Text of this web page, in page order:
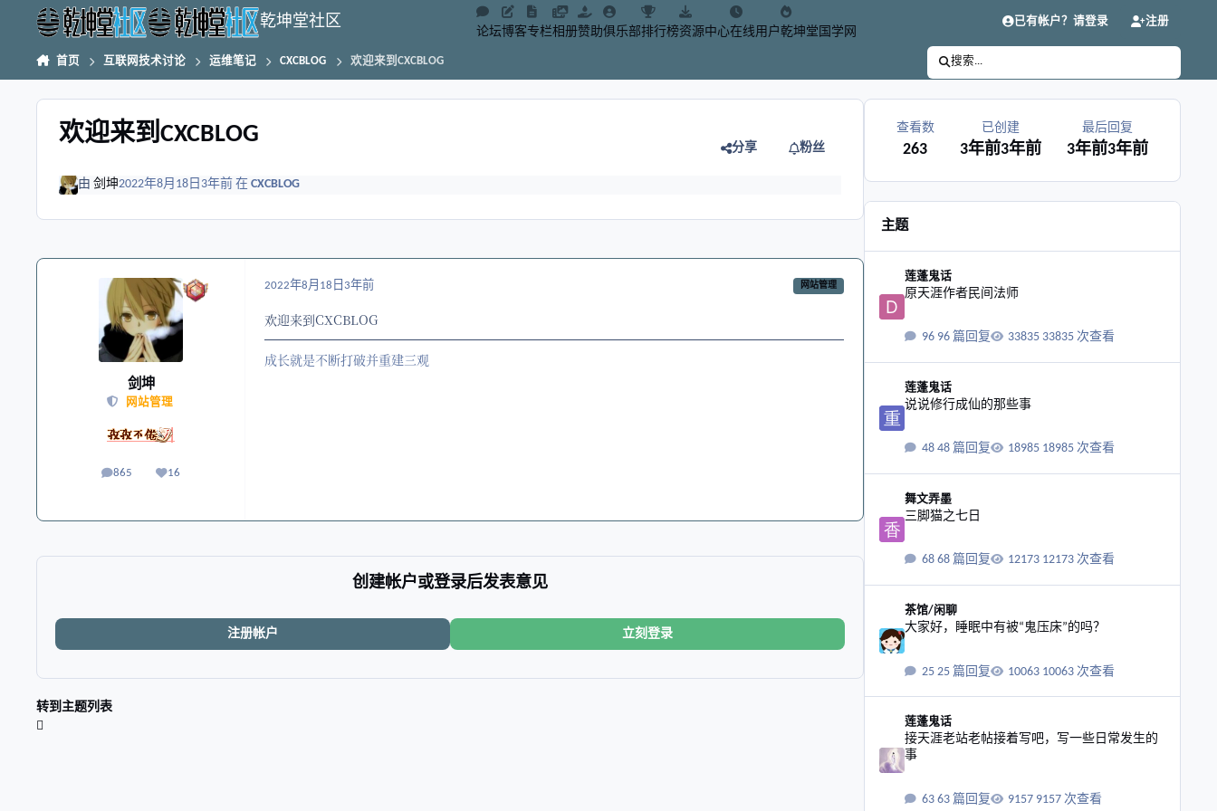
跳转到帖子
乾坤堂社区
论坛博客专栏相册赞助俱乐部排行榜资源中心在线用户乾坤堂国学网
已有帐户？请登录 注册
首页 互联网技术讨论 运维笔记 CXCBLOG 欢迎来到CXCBLOG 搜索...
欢迎来到CXCBLOG
分享 粉丝
由 剑坤2022年8月18日 3年前 在 CXCBLOG
剑坤
网站管理
865
帖子 16
声誉
2022年8月18日 3年前 网站管理
欢迎来到CXCBLOG
成长就是不断打破并重建三观
创建帐户或登录后发表意见
注册帐户 立刻登录
转到主题列表
查看数
263
已创建
3年前3年前
最后回复
3年前3年前
主题
原天涯作者民间法师
莲蓬鬼话
原天涯作者民间法师
96 篇回复 33835 次查看
莲蓬鬼话
说说修行成仙的那些事
48 篇回复 18985 次查看
舞文弄墨
三脚猫之七日
68 篇回复 12173 次查看
茶馆/闲聊
大家好，睡眠中有被“鬼压床”的吗？
25 篇回复 10063 次查看
莲蓬鬼话
接天涯老站老帖接着写吧，写一些日常发生的
事
63 篇回复 9157 次查看